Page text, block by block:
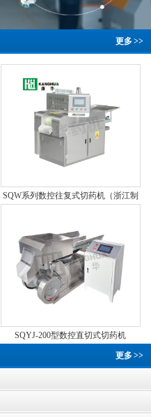
更多>>
SQW系列数控往复式切药机（浙江制
SQYJ-200型数控直切式切药机
更多>>